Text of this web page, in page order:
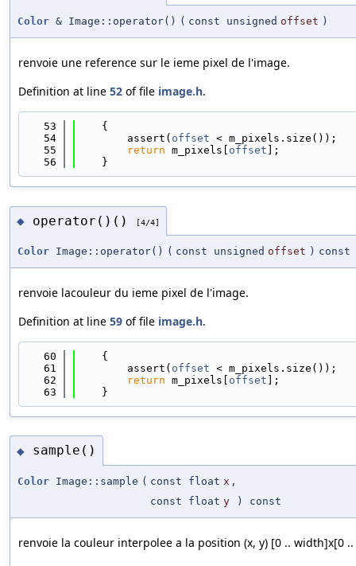
Color & Image::operator() ( const unsigned offset )
renvoie une reference sur le ieme pixel de l'image.
Definition at line 52 of file image.h.
   53
    {
   54
        assert(
offset < m_pixels.size());
   55
return m_pixels[ offset ];
   56
    }
◆ operator()() [4/4]
Color Image::operator() ( const unsigned offset ) const
renvoie lacouleur du ieme pixel de l'image.
Definition at line 59 of file image.h.
   60
    {
   61
        assert(
offset < m_pixels.size());
   62
return m_pixels[ offset ];
   63
    }
◆ sample()
Color Image::sample ( const float x ,
const float y ) const
renvoie la couleur interpolee a la position (x, y) [0 .. width]x[0